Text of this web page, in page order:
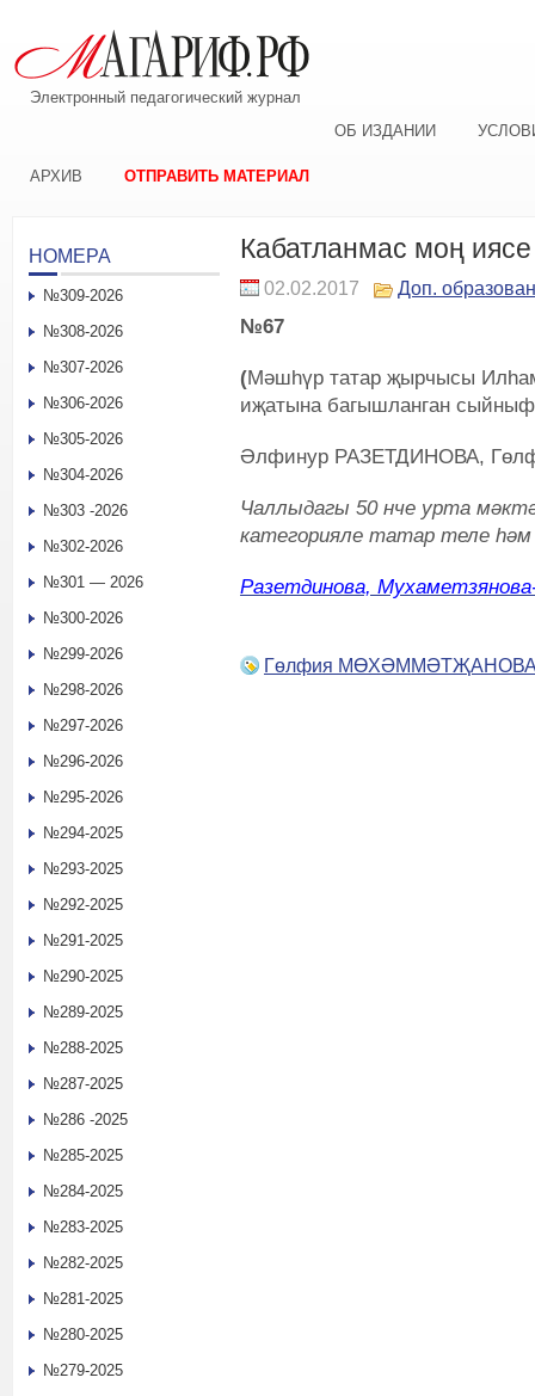
Электронный педагогический журнал
ОБ ИЗДАНИИ
АРХИВ ОТПРАВИТЬ МАТЕРИАЛ
Кабатланмас моң иясе
02.02.2017 Доп.
№67
(Мәшһүр татар җырчысы
иҗатына багышланган
Әлфинур РАЗЕТДИНОВА,
Чаллыдагы 50 нче урта
категорияле татар теле
Разетдинова,
Гөлфия
НОМЕРА
№309-2026
№308-2026
№307-2026
№306-2026
№305-2026
№304-2026
№303 -2026
№302-2026
№301 — 2026
№300-2026
№299-2026
№298-2026
№297-2026
№296-2026
№295-2026
№294-2025
№293-2025
№292-2025
№291-2025
№290-2025
№289-2025
№288-2025
№287-2025
№286 -2025
№285-2025
№284-2025
№283-2025
№282-2025
№281-2025
№280-2025
№279-2025